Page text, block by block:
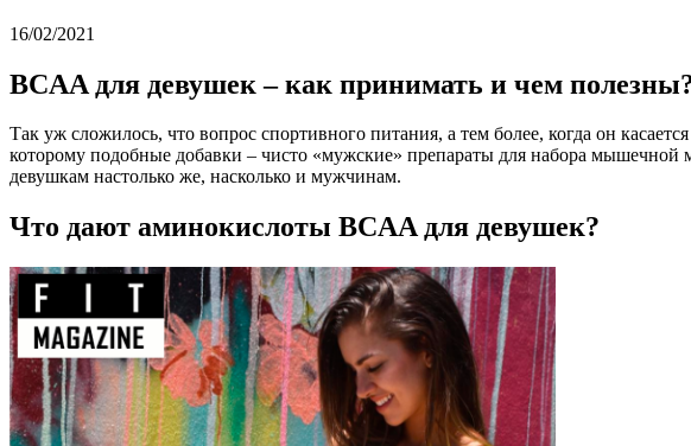
16/02/2021
BCAA для девушек – как принимать и чем
Так уж сложилось, что вопрос спортивного питания, а тем более, когда он
которому подобные добавки – чисто «мужские» препараты для набора
девушкам настолько же, насколько и мужчинам.
Что дают аминокислоты BCAA для девушек?